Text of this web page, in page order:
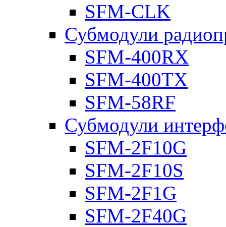
SFM-CLK
Субмодули
SFM-400RX
SFM-400TX
SFM-58RF
Субмодули
SFM-2F10G
SFM-2F10S
SFM-2F1G
SFM-2F40G